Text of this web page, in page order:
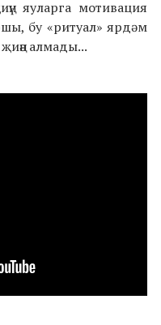
яуларга мотивация
бу «ритуал» ярдәм
алмады...